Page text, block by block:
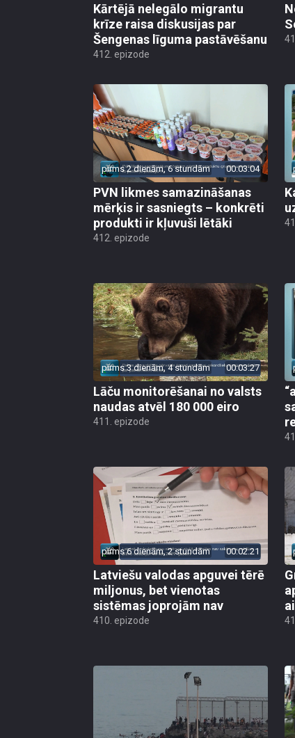
Kārtējā nelegālo migrantu
krīze raisa diskusijas par
Šengenas līguma pastāvēšanu
412. epizode
pirms 2 dienām, 6 stundām 00:03:04
PVN likmes samazināšanas
mērķis ir sasniegts – konkrēti
produkti ir kļuvuši lētāki
412. epizode
pirms 3 dienām, 4 stundām 00:03:27
Lāču monitorēšanai no valsts
naudas atvēl 180 000 eiro
411. epizode
pirms 6 dienām, 2 stundām 00:02:21
Latviešu valodas apguvei tērē
miljonus, bet vienotas
sistēmas joprojām nav
410. epizode